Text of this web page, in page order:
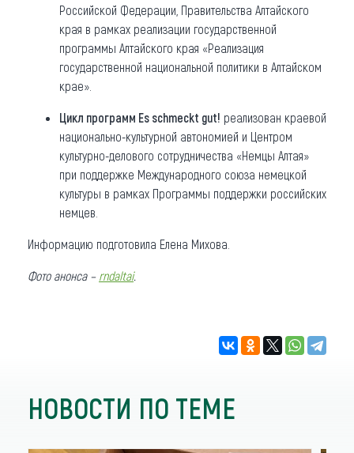
Российской Федерации, Правительства Алтайского
края в рамках реализации государственной
программы Алтайского края «Реализация
государственной национальной политики в Алтайском
крае».
Цикл программ Es schmeckt gut! реализован краевой
национально-культурной автономией и Центром
культурно-делового сотрудничества «Немцы Алтая»
при поддержке Международного союза немецкой
культуры в рамках Программы поддержки российских
немцев.
Информацию подготовила Елена Михова.
Фото анонса – rndaltai.
НОВОСТИ ПО ТЕМЕ